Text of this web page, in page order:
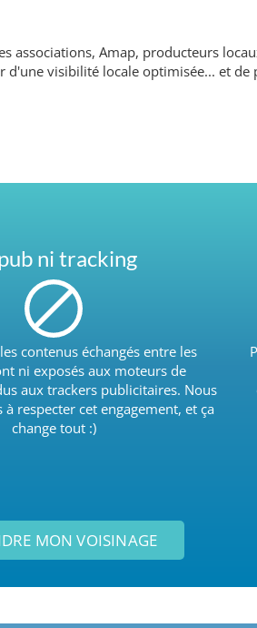
associations, Amap, producteurs
visibilité locale optimisée... et
ni tracking
contenus échangés entre les
ni exposés aux moteurs de
aux trackers publicitaires. Nous
à respecter cet engagement, et ça
change tout :)
MON VOISINAGE